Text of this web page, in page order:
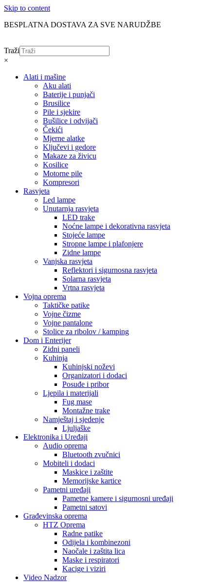
Skip to content
BESPLATNA DOSTAVA ZA SVE NARUDŽBE
Traži
×
Alati i mašine
Aku alati
Baterije i punjači
Brusilice
Pile i sjekire
Bušilice i odvijači
Čekići
Mjerne alatke
Ključevi i gedore
Makaze za živicu
Kosilice
Motorne pile
Kompresori
Rasvjeta
Led lampe
Unutarnja rasvjeta
LED trake
Noćne lampe i dekorativna rasvjeta
Stojeće lampe
Stropne lampe i plafonjere
Zidne lampe
Vanjska rasvjeta
Reflektori i sigurnosna rasvjeta
Solarna rasvjeta
Vrtna rasvjeta
Vojna oprema
Taktičke patike
Vojne čizme
Vojne pantalone
Stolice za ribolov / kamping
Dom i Enterijer
Zidni paneli
Kuhinja
Kuhinjski noževi
Organizatori i dodaci
Posuđe i pribor
Ljepila i materijali
Fug mase
Montažne trake
Namještaj i sjedenje
Ljuljaške
Elektronika i Uređaji
Audio oprema
Bluetooth zvučnici
Mobiteli i dodaci
Maskice i zaštite
Memorijske kartice
Pametni uređaji
Pametne kamere i sigurnosni uređaji
Pametni satovi
Građevinska oprema
HTZ Oprema
Radne patike
Odijela i kombinezoni
Naočale i zaštita lica
Maske i respiratori
Kacige i viziri
Video Nadzor